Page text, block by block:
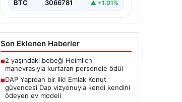
BTC 3066781 ▲ +1.01%
Son Eklenen Haberler
■2 yaşındaki bebeği Heimlich
manevrasıyla kurtaran personele ödül
■DAP Yapı’dan bir ilk! Emlak Konut
güvencesi Dap vizyonuyla kendi kendini
ödeyen ev modeli